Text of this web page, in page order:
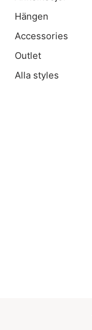
Hängen
Accessories
Outlet
Alla styles